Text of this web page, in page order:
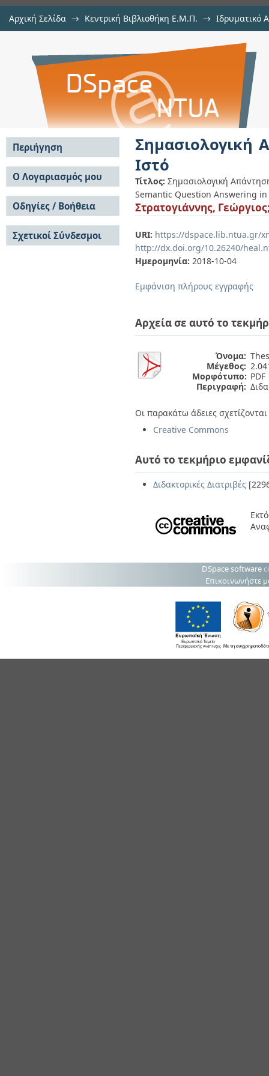
Αρχική Σελίδα → Κεντρική Βιβλιοθήκη Ε.Μ.Π. → Ιδρυματικό
Σημασιολογική Απάντηση
Σημασιολογική
Ιστό
Τίτλος: Σημασιολογική
Semantic Question Answering
Στρατογιάννης, Γεώργιος
URI: https://dspace.lib.ntua.gr/
http://dx.doi.org/10.26240/
Ημερομηνία: 2018-10-04
Εμφάνιση πλήρους εγγραφής
Αρχεία σε αυτό το
Όνομα:
Μέγεθος:
Μορφότυπο: PDF
Περιγραφή:
Οι παρακάτω άδειες
Creative Commons
Αυτό το τεκμήριο
Διδακτορικές Διατριβές
Περιήγηση
Σε όλο το DSpace
Κοινότητες & Συλλογές
Ανά Ημερομηνία
Έκδοσης
Συγγραφείς
Τίτλοι
Θέματα
Ο Λογαριασμός μου
Σύνδεση
Εγγραφή
Οδηγίες / Βοήθεια
Οδηγίες Υποβολής
Οδηγίες Χρήσης ΙΑ
Συχνές Ερωτήσεις
Σχετικοί Σύνδεσμοι
DSpace software
Επικοινωνήστε